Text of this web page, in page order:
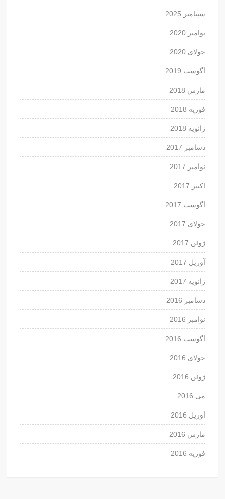
سپتامبر 2025
نوامبر 2020
جولای 2020
آگوست 2019
مارس 2018
فوریه 2018
ژانویه 2018
دسامبر 2017
نوامبر 2017
اکتبر 2017
آگوست 2017
جولای 2017
ژوئن 2017
آوریل 2017
ژانویه 2017
دسامبر 2016
نوامبر 2016
آگوست 2016
جولای 2016
ژوئن 2016
می 2016
آوریل 2016
مارس 2016
فوریه 2016